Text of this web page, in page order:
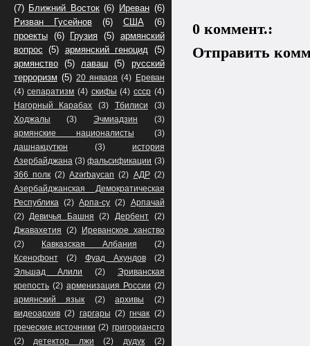
0 коммент.:
Отправить
(7) Ближний Восток (6) Иреван (6)
Ризван Гусейнов
(6) США
(6)
проекты
(6) Грузия (5)
армянский
вопрос
(5) армянский геноцид
(5)
армянство
(5) лаваш (5)
русский
терроризм (5) 20 января (4) Ереван
(4) сепаратизм (4) скифы (4) ссср (4)
Нагорный Карабах
(3) Тбилиси
(3)
Ходжалы
(3) Эчмиадзин
(3)
армянские националисты
(3)
дашнакцутюн
(3)
история
Азербайджана (3) фальсификации (3)
366 полк (2) Azərbaycan (2) АДР (2)
Азербайджанская Демократическая
Республика
(2) Арпа-су (2)
Арпачай
(2)
Девичья Башня (2) Дербент
(2)
Джавахетия
(2)
Иреванское ханство
(2)
Кавказская Албания
(2)
Ксенофонт
(2) Фуад Ахундов
(2)
Эльшад Алили
(2)
Эриванская
крепость (2) арменизация России (2)
армянский язык
(2) архивы
(2)
видеоархив (2) гаргары (2) гнчак (2)
греческие источники (2) григориансто
(2)
детектор лжи (2) дудук
(2)